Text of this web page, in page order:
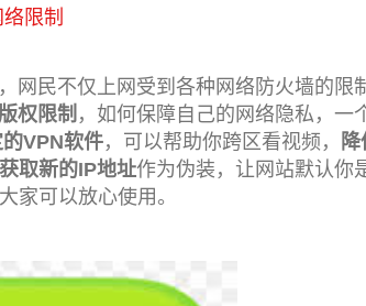
限制
网民不仅上网受到各种网络防火墙的限
权限制 ，如何保障自己的网络隐私，一
VPN软件，可以帮助你跨区看视频，
降
取新的IP地址作为伪装，让网站默认你
家可以放心使用。